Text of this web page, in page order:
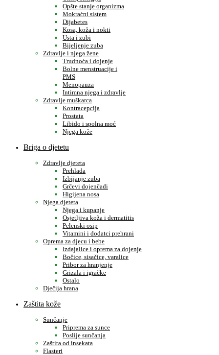
Opšte stanje organizma
Mokraćni sistem
Dijabetes
Kosa, koža i nokti
Usta i zubi
Bijeljenje zuba
Zdravlje i njega žene
Trudnoća i dojenje
Bolne menstruacije i
PMS
Menopauza
Intimna njega i zdravlje
Zdravlje muškarca
Kontracepcija
Prostata
Libido i spolna moć
Njega kože
Briga o djetetu
Zdravlje djeteta
Prehlada
Izbijanje zuba
Grčevi dojenčadi
Higijena nosa
Njega djeteta
Njega i kupanje
Osjetljiva koža i dermatitis
Pelenski osip
Vitamini i dodatci prehrani
Oprema za djecu i bebe
Izdajalice i oprema za dojenje
Bočice, sisačice, varalice
Pribor za hranjenje
Grizala i igračke
Ostalo
Dječija hrana
Zaštita kože
Sunčanje
Priprema za sunce
Poslije sunčanja
Zaštita od insekata
Flasteri